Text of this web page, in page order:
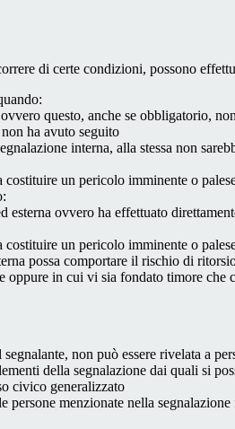
di certe condizioni, possono
questo, anche se obbligatorio,
ha avuto seguito
interna, alla stessa non
un pericolo imminente o
esterna ovvero ha effettuato
un pericolo imminente o
possa comportare il rischio di
in cui vi sia fondato timore
non può essere rivelata a
della segnalazione dai quali si
civico generalizzato
persone menzionate nella